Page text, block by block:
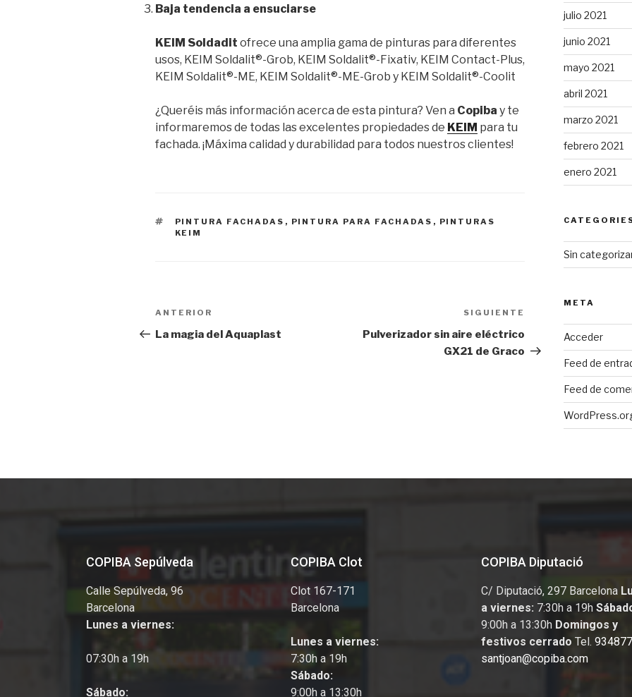
Baja tendencia a ensuciarse
KEIM Soldadit ofrece una amplia gama de pinturas para diferentes
usos, KEIM Soldalit®-Grob, KEIM Soldalit®-Fixativ, KEIM Contact-Plus,
KEIM Soldalit®-ME, KEIM Soldalit®-ME-Grob y KEIM Soldalit®-Coolit
¿Queréis más información acerca de esta pintura? Ven a Copiba y te
informaremos de todas las excelentes propiedades de KEIM para tu
fachada. ¡Máxima calidad y durabilidad para todos nuestros clientes!
PINTURA FACHADAS , PINTURA PARA FACHADAS , PINTURAS
KEIM
ANTERIOR
La magia del Aquaplast
SIGUIENTE
Pulverizador sin aire eléctrico
GX21 de Graco
julio 2021
junio 2021
mayo 2021
abril 2021
marzo 2021
febrero 2021
enero 2021
Sin
META
Acceder
Feed de
Feed de
COPIBA Sepúlveda
Calle Sepúlveda, 96
Barcelona
Lunes a viernes:
07:30h a 19h
Sábado:
COPIBA Clot
Clot 167-171
Barcelona
Lunes a viernes:
7:30h a 19h
Sábado:
9:00h a 13:30h
COPIBA Diputació
C/ Diputació, 297 Barcelona
a viernes: 7:30h a 19h
9:00h a 13:30h Domingos y
festivos cerrado Tel.
santjoan@copiba.com